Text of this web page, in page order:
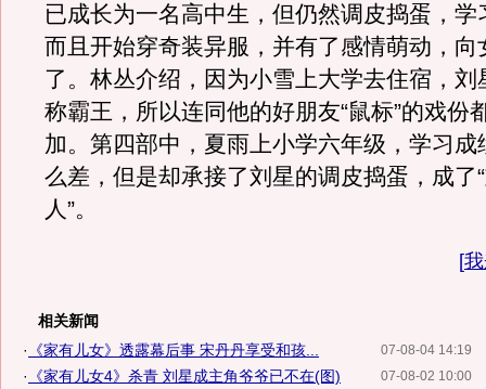
已成长为一名高中生，但仍然调皮捣蛋，学
而且开始穿奇装异服，并有了感情萌动，向
了。林丛介绍，因为小雪上大学去住宿，刘
称霸王，所以连同他的好朋友“鼠标”的戏份
加。第四部中，夏雨上小学六年级，学习成
么差，但是却承接了刘星的调皮捣蛋，成了
人”。
[
相关新闻
07-08-04 14:19
· 《家有儿女》透露幕后事 宋丹丹享受和孩...
07-08-02 10:00
· 《家有儿女4》杀青 刘星成主角爷爷已不在(图)